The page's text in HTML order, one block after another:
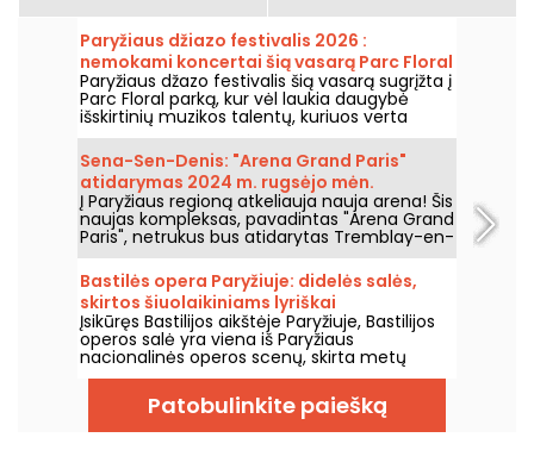
Paryžiaus džiazo festivalis 2026 :
nemokami koncertai šią vasarą Parc Floral
grįžta, programa
Paryžiaus džazo festivalis šią vasarą sugrįžta į
Parc Floral parką, kur vėl laukia daugybė
išskirtinių muzikos talentų, kuriuos verta
pamatyti ir išgirsti įspūdingo kaimo ramybės
fone. Štai nemokamų koncertų programa,
kurią kviečiame atrasti nuo 2026 m. birželio
24 d. iki 2026 m. rugsėjo 6 d.
Sena-Sen-Denis: "Arena Grand Paris"
atidarymas 2024 m. rugsėjo mėn.
Į Paryžiaus regioną atkeliauja nauja arena! Šis
naujas kompleksas, pavadintas "Arena Grand
Paris", netrukus bus atidarytas Tremblay-en-
France, Seine-Saint-Denis, ir turės dvi 7000 ir
2000 vietų sales. Mes jums viską apie tai
papasakosime.
Bastilės opera Paryžiuje: didelės salės,
skirtos šiuolaikiniams lyriškai
spektakliams
Įsikūręs Bastilijos aikštėje Paryžiuje, Bastilijos
operos salė yra viena iš Paryžiaus
nacionalinės operos scenų, skirta metų
bėgyje rengti operas ir baletus. Atidaryta
1989 metais, ši šiuolaikinė architektūros
erdvė pritraukia plačią auditoriją ir tampa
svarbiu tašku, kur sužinoti apie šalies lyriškus
Patobulinkite paiešką